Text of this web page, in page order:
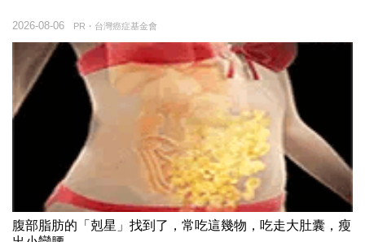
PR・台灣癌症基金會
2026-08-06
腹部脂肪的「剋星」找到了，常吃這幾物，吃走大肚囊，瘦